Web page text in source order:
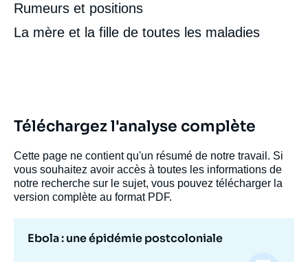
Rumeurs et positions
La mère et la fille de toutes les maladies
Téléchargez l'analyse complète
Cette page ne contient qu'un résumé de notre travail. Si
vous souhaitez avoir accès à toutes les informations de
notre recherche sur le sujet, vous pouvez télécharger la
version complète au format PDF.
Ebola : une épidémie postcoloniale